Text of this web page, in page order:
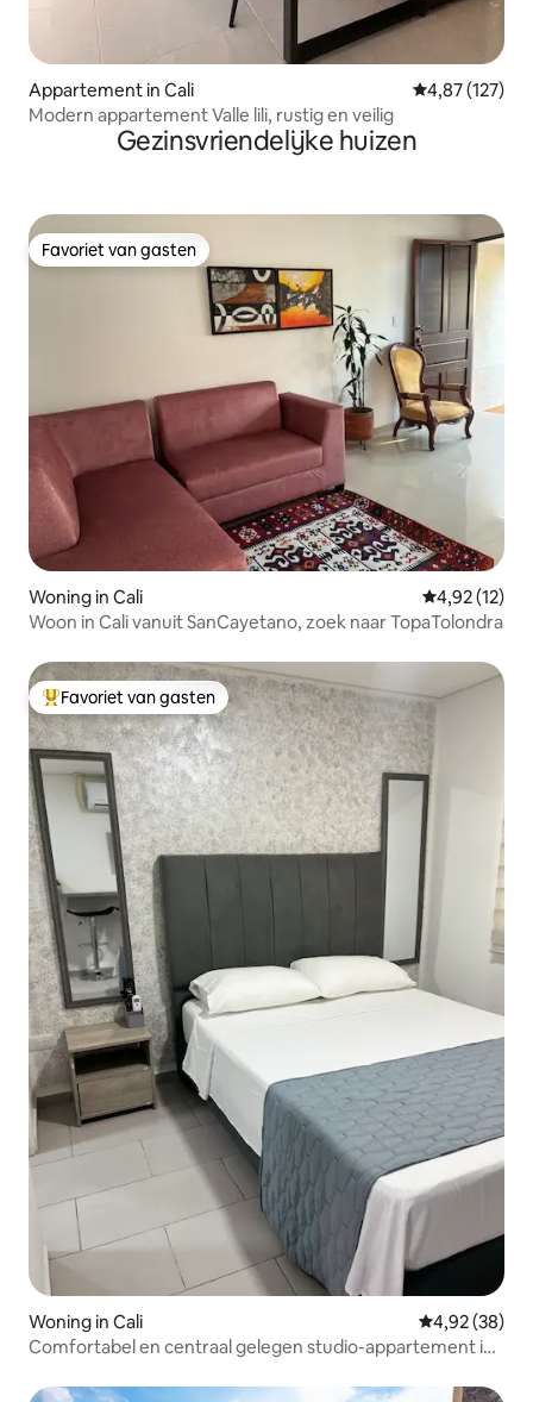
Appartement in Cali Gemiddelde
4,87 (127)
Modern appartement Valle lili, rustig en veilig
Gezinsvriendelijke huizen
Favoriet van gasten
Favoriet van gasten
Woning in Cali Gemiddelde
4,92 (12)
Woon in Cali vanuit SanCayetano, zoek naar TopaTolondra
Topfavoriet van gasten
Favoriet van gasten
Woning in Cali Gemiddelde
4,92 (38)
Comfortabel en centraal gelegen studio-appartement in